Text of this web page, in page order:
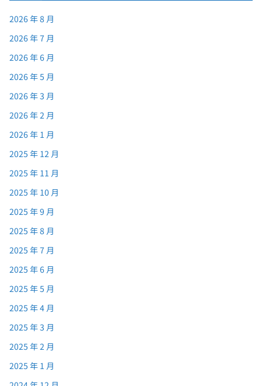
2026 年 8 月
2026 年 7 月
2026 年 6 月
2026 年 5 月
2026 年 3 月
2026 年 2 月
2026 年 1 月
2025 年 12 月
2025 年 11 月
2025 年 10 月
2025 年 9 月
2025 年 8 月
2025 年 7 月
2025 年 6 月
2025 年 5 月
2025 年 4 月
2025 年 3 月
2025 年 2 月
2025 年 1 月